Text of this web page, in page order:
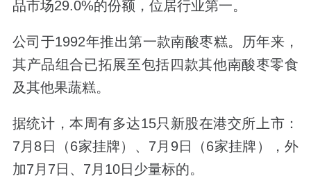
品市场29.0%的份额，位居行业第一。
公司于1992年推出第一款南酸枣糕。历年来，
其产品组合已拓展至包括四款其他南酸枣零食
及其他果蔬糕。
据统计，本周有多达15只新股在港交所上市：
7月8日（6家挂牌）、7月9日（6家挂牌），外
加7月7日、7月10日少量标的。